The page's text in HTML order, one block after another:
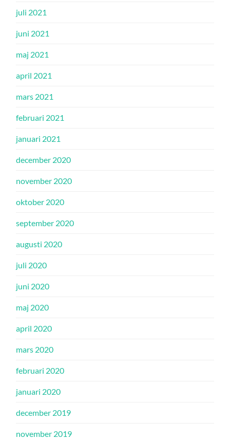
juli 2021
juni 2021
maj 2021
april 2021
mars 2021
februari 2021
januari 2021
december 2020
november 2020
oktober 2020
september 2020
augusti 2020
juli 2020
juni 2020
maj 2020
april 2020
mars 2020
februari 2020
januari 2020
december 2019
november 2019